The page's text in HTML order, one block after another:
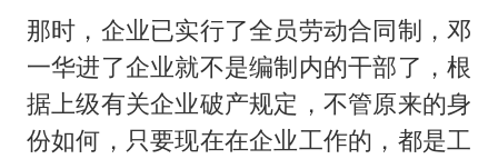
那时，企业已实行了全员劳动合同制，邓
一华进了企业就不是编制内的干部了，根
据上级有关企业破产规定，不管原来的身
份如何，只要现在在企业工作的，都是工